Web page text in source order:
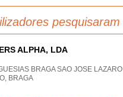
pesquisaram
ALPHA, LDA
BRAGA SAO JOSE LAZARO
BRAGA